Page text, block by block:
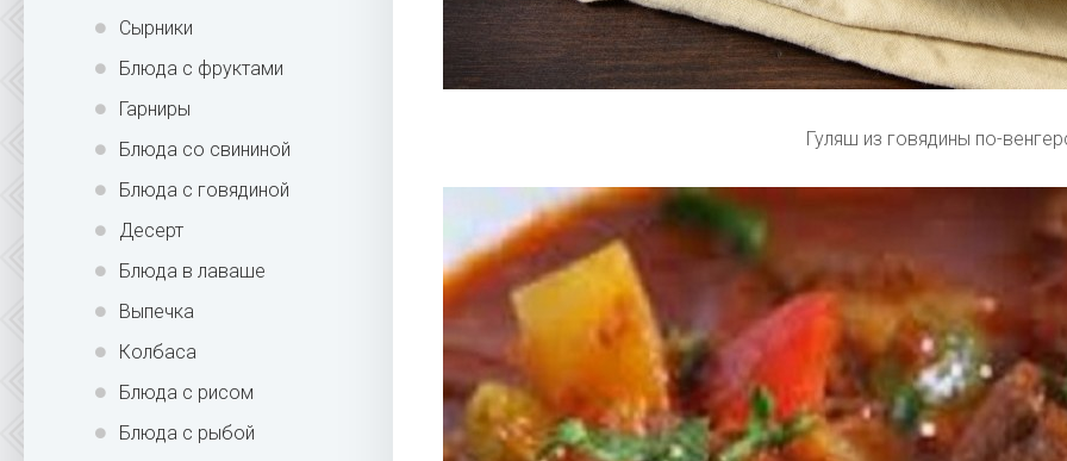
Сырники
Блюда с фруктами
Гарниры
Блюда со свининой
Блюда с говядиной
Десерт
Блюда в лаваше
Выпечка
Колбаса
Блюда с рисом
Блюда с рыбой
Гуляш из говядины по-